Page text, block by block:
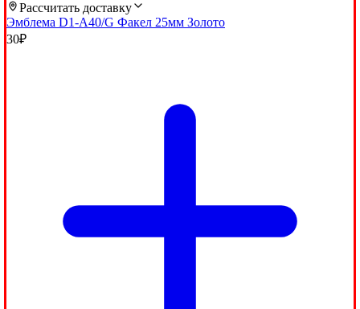
Рассчитать доставку
Эмблема D1-A40/G Факел 25мм Золото
30₽